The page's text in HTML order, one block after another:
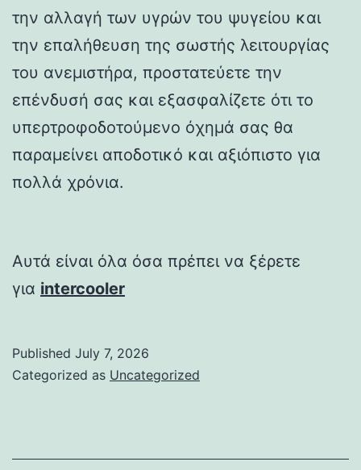
την αλλαγή των υγρών του ψυγείου και
την επαλήθευση της σωστής λειτουργίας
του ανεμιστήρα, προστατεύετε την
επένδυσή σας και εξασφαλίζετε ότι το
υπερτροφοδοτούμενο όχημά σας θα
παραμείνει αποδοτικό και αξιόπιστο για
πολλά χρόνια.
Αυτά είναι όλα όσα πρέπει να ξέρετε
για intercooler
Published July 7, 2026
Categorized as Uncategorized